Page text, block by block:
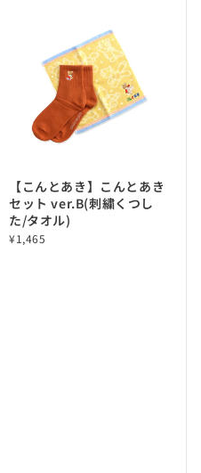
【こんとあき】こんとあき
セット ver.B(刺繍くつし
た/タオル)
¥1,465